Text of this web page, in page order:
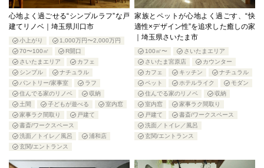
心地よく過ごせる“シンプルラフ”な戸
建てリノベ｜埼玉県川口市
小上がり
1,000万円〜2,000万円
70〜100㎡
R開口
さいたまエリア
カフェ
シンプル
ナチュラル
パントリー/家事室
ラフ
住んでる家のリノベ
収納
土間
子どもが遊べる
室内窓
家事ラク間取り
戸建て
書斎/ワークスペース
洗面／トイレ／風呂
浦和店
玄関/エントランス
家族とペットが心地よく過ごす、“快
適性×デザイン性”を追求した癒しの家
｜埼玉県さいたま市
100㎡〜
さいたまエリア
さいたま宮原店
カウンター
カフェ
キッチン
ナチュラル
ペット
ホテルライク
モダン
住んでる家のリノベ
収納
室内窓
家事ラク間取り
戸建て
書斎/ワークスペース
洗面／トイレ／風呂
玄関/エントランス